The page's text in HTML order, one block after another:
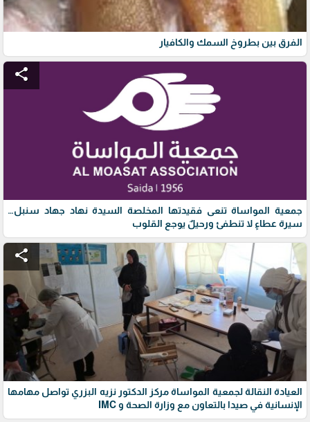
الفرق بين بطروخ السمك والكافيار
share
جمعية المواساة تنعى فقيدتها المخلصة السيدة نهاد جهاد سنبل…
سيرة عطاءٍ لا تنطفئ ورحيلٌ يوجع القلوب
share
العيادة النقالة لجمعية المواساة مركز الدكتور نزيه البزري تواصل مهامها
الإنسانية في صيدا بالتعاون مع وزارة الصحة و IMC